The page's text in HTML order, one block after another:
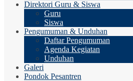
Direktori Guru & Siswa
Guru
Siswa
Pengumuman & Unduhan
Daftar Pengumuman
Agenda Kegiatan
Unduhan
Galeri
Pondok Pesantren